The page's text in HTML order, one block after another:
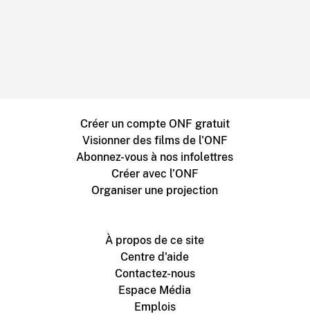
Créer un compte ONF gratuit
Visionner des films de l'ONF
Abonnez-vous à nos infolettres
Créer avec l’ONF
Organiser une projection
À propos de ce site
Centre d'aide
Contactez-nous
Espace Média
Emplois